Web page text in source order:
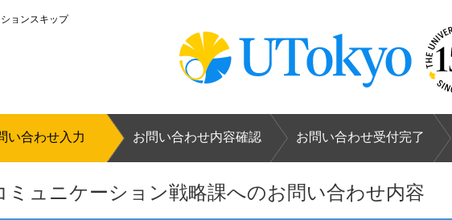
ョンスキップ
い合わせ入力 お問い合わせ内容確認 お問い合わせ受付完了
ミュニケーション戦略課へのお問い合わせ内容